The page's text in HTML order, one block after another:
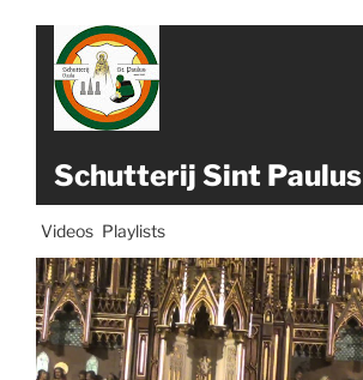
Schutterij Sint Paulus
Videos Playlists